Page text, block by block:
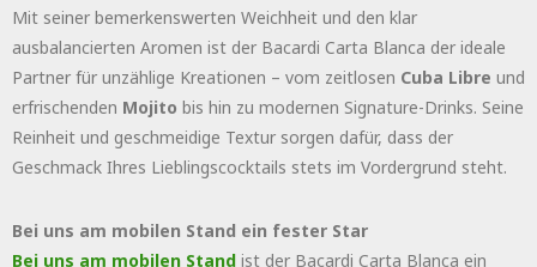
Mit seiner bemerkenswerten Weichheit und den klar
ausbalancierten Aromen ist der Bacardi Carta Blanca der ideale
Partner für unzählige Kreationen – vom zeitlosen Cuba Libre und
erfrischenden Mojito bis hin zu modernen Signature-Drinks. Seine
Reinheit und geschmeidige Textur sorgen dafür, dass der
Geschmack Ihres Lieblingscocktails stets im Vordergrund steht.
Bei uns am mobilen Stand ein fester Star
Bei uns am mobilen Stand ist der Bacardi Carta Blanca ein